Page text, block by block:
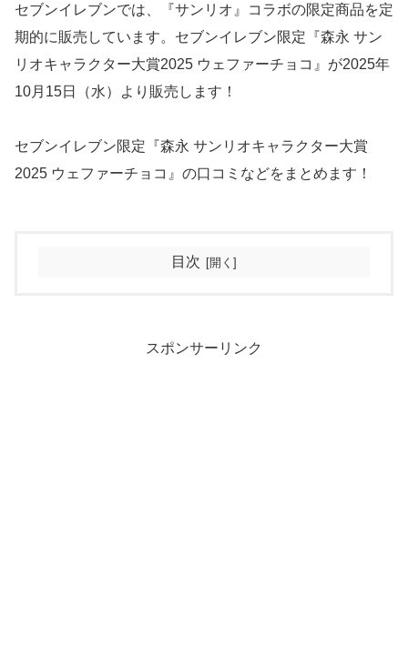
セブンイレブンでは、『サンリオ』コラボの限定商品を定
期的に販売しています。セブンイレブン限定『森永 サン
リオキャラクター大賞2025 ウェファーチョコ』が2025年
10月15日（水）より販売します！
セブンイレブン限定『森永 サンリオキャラクター大賞
2025 ウェファーチョコ』の口コミなどをまとめます！
目次
スポンサーリンク